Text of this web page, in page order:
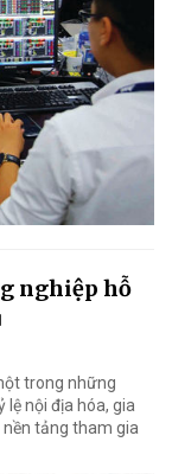
nghiệp hỗ
trong những
nội địa hóa, gia
tảng tham gia